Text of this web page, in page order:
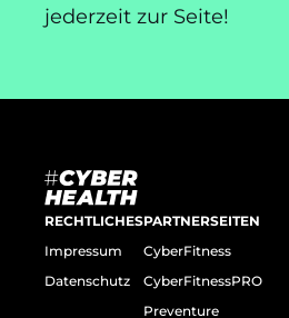
jederzeit zur Seite!
RECHTLICHES
Impressum
Datenschutz
PARTNERSEITEN
CyberFitness
CyberFitnessPRO
Preventure